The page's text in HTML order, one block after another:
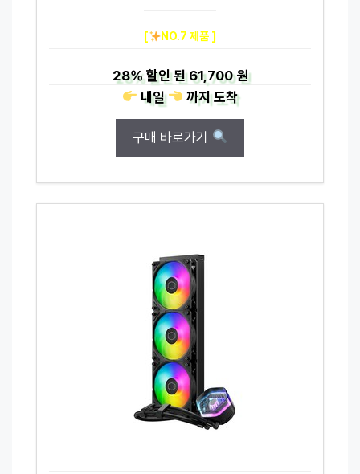
[ NO.7 제품 ]
28%할인 된61,700 원
내일
까지도착
구매 바로가기